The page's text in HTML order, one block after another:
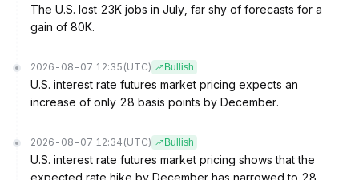
The U.S. lost 23K jobs in July, far shy of forecasts for a
gain of 80K.
2026-08-07 12:35 (UTC) Bullish
U.S. interest rate futures market pricing expects an
increase of only 28 basis points by December.
2026-08-07 12:34 (UTC) Bullish
U.S. interest rate futures market pricing shows that the
expected rate hike by December has narrowed to 28